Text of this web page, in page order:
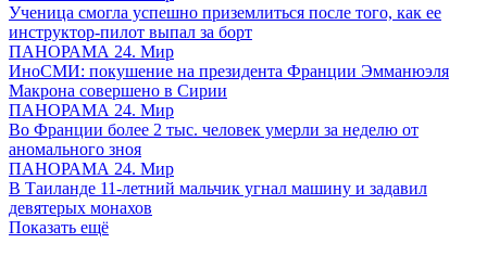
Ученица смогла успешно приземлиться после того, как ее
инструктор-пилот выпал за борт
ПАНОРАМА 24. Мир
ИноСМИ: покушение на президента Франции Эмманюэля
Макрона совершено в Сирии
ПАНОРАМА 24. Мир
Во Франции более 2 тыс. человек умерли за неделю от
аномального зноя
ПАНОРАМА 24. Мир
В Таиланде 11-летний мальчик угнал машину и задавил
девятерых монахов
Показать ещё